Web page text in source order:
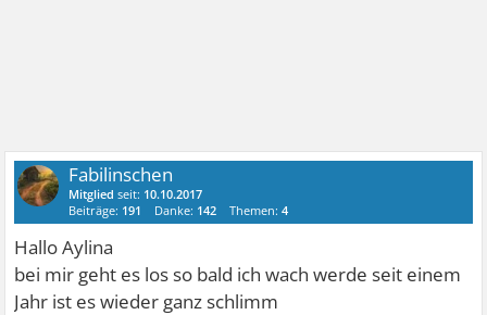
Fabilinschen
Mitglied seit: 10.10.2017
Beiträge: 191 Danke: 142 Themen:4
Hallo Aylina
bei mir geht es los so bald ich wach werde seit einem
Jahr ist es wieder ganz schlimm